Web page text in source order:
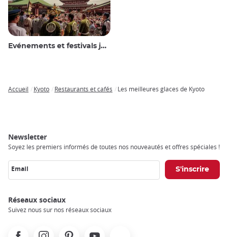
Evénements et festivals japonais
Accueil Kyoto Restaurants et cafés Les meilleures glaces de Kyoto
Newsletter
Soyez les premiers informés de toutes nos nouveautés et offres spéciales !
Email
Réseaux sociaux
Suivez nous sur nos réseaux sociaux
FacebookInstagramPinterest Youtube